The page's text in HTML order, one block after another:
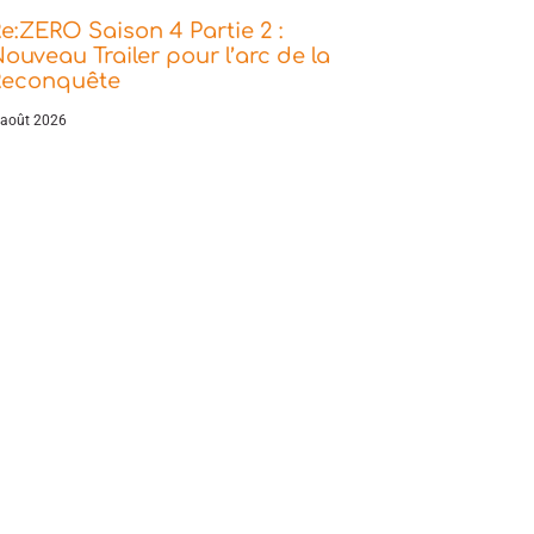
Saison 4 Partie 2 :
Trailer pour l’arc de la
2026